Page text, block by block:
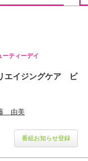
ーティーデイ
エイジングケア ビ
由美
番組お知らせ登録